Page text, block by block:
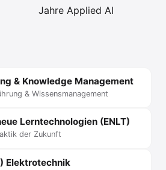
Jahre Applied AI
& Knowledge Management
& Wissensmanagement
Lerntechnologien (ENLT)
der Zukunft
Elektrotechnik